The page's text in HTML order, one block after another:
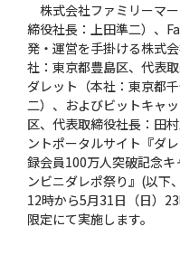
株式会社ファミリーマ
締役社長：上田準二）、
発・運営を手掛ける株式
社：東京都豊島区、代表
ダレット（本社：東京都
二）、およびビットキャ
区、代表取締役社長：田
ントポータルサイト『
録会員100万人突破記念
ンビニダレポ祭り』(以下
12時から5月31日（日）
限定にて実施します。